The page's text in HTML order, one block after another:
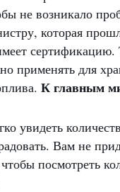
не возникало
которая
сертификацию.
применять для
К главным
увидеть
Вам не
посмотреть